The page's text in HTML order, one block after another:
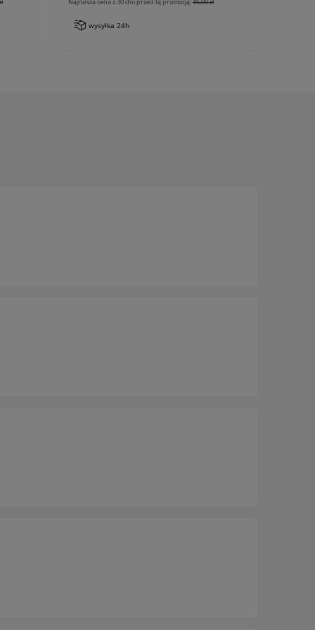
Najniższa cena z 30 dni przed tą promocją:46,00 zł
wysyłka 24h